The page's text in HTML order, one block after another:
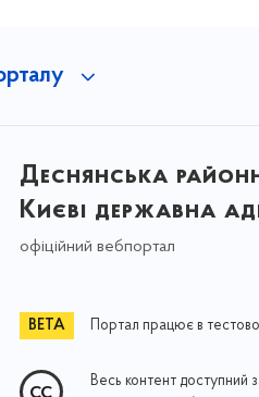
Деснянська
Києві державна
офіційний вебпортал
Портал працює в
Весь контент доступний